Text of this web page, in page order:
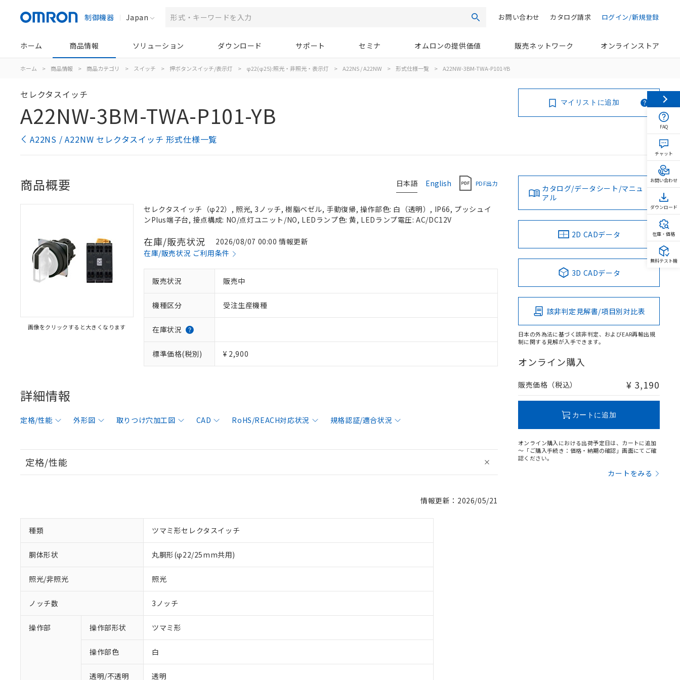
制御機器 Japan 検索 ログイン/新規登録
カタログ請求
お問い合わせ
ホーム 商品情報 ソリューション ダウンロード サポート セミナ オムロンの提供価値 販売ネットワーク オンラインストア
ホーム > 商品情報 > 商品カテゴリ > スイッチ > 押ボタンスイッチ/表示灯 > φ22(φ25):照光・非照光・表示灯 > A22NS / A22NW > 形式仕様一覧 > A22NW-3BM-TWA-P101-YB
セレクタスイッチ
A22NW-3BM-TWA-P101-YB
A22NS / A22NW セレクタスイッチ 形式仕様一覧
マイリストに追加
日本語 English PDF出力
商品概要
画像をクリックすると大きくなります
セレクタスイッチ（φ22）, 照光, 3ノッチ, 樹脂ベゼル, 手動復帰, 操作部色: 白（透明）, IP66, プッシュイ
ンPlus端子台, 接点構成: NO/点灯ユニット/NO, LEDランプ色: 黄, LEDランプ電圧: AC/DC12V
在庫/販売状況
2026/08/07 00:00 情報更新
在庫/販売状況 ご利用条件
販売状況 販売中
機種区分 受注生産機種
在庫状況
標準価格(税別) ¥ 2,900
詳細情報
定格/性能 外形図 取りつけ穴加工図 CAD RoHS/REACH対応状況 規格認証/適合状況
定格/性能
情報更新：2026/05/21
種類 ツマミ形セレクタスイッチ
胴体形状 丸胴形(φ22/25mm共用)
照光/非照光 照光
ノッチ数 3ノッチ
操作部 操作部形状 ツマミ形
操作部色 白
透明/不透明 透明
カタログ/データシート/マニュ
アル
2D CADデータ
3D CADデータ
該非判定見解書/項目別対比表
日本の外為法に基づく該非判定、およびEAR再輸出規
制に関する見解が入手できます。
オンライン購入
販売価格（税込） ¥ 3,190
カートに追加
オンライン購入における出荷予定日は、カートに追加
～「ご購入手続き：価格・納期の確認」画面にてご確
認ください。
カートをみる
FAQ
チャット
お問い合わせ
ダウンロード
在庫・価格
無料テスト機